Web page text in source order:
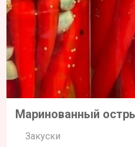
Маринованный
Закуски